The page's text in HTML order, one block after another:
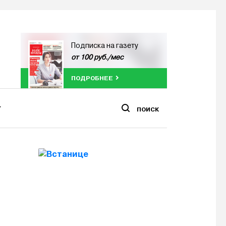
Подписка на газету
от 100 руб./мес
ПОДРОБНЕЕ
ПОИСК